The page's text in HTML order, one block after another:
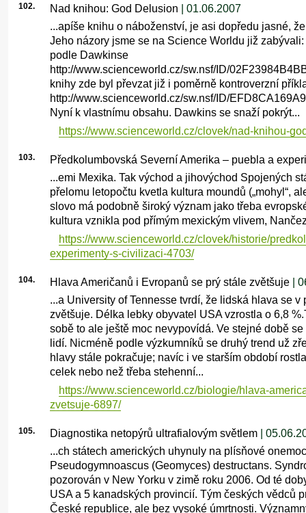
102. Nad knihou: God Delusion | 01.06.2007
...apíše knihu o náboženství, je asi dopředu jasné,
Jeho názory jsme se na Science Worldu již
podle Dawkinse
http://www.scienceworld.cz/sw.nsf/ID/
knihy zde byl převzat již i poměrně kontroverzní
http://www.scienceworld.cz/sw.nsf/ID/
Nyní k vlastnímu obsahu. Dawkins se snaží pokrýt...
https://www.scienceworld.cz/clovek/nad-knihou-
103.
Předkolumbovská Severní Amerika – puebla a
...emi Mexika. Tak východ a jihovýchod Spojených
přelomu letopočtu kvetla kultura moundů („mohyl“,
slovo má podobně široký význam jako třeba
kultura vznikla pod přímým mexickým vlivem,
https://www.scienceworld.cz/clovek/historie/
experimenty-s-civilizaci-4703/
104. Hlava Američanů i Evropanů se prý stále zvětšuje|
...a University of Tennesse tvrdí, že lidská hlava se
zvětšuje. Délka lebky obyvatel USA vzrostla o 6,8
sobě to ale ještě moc nevypovídá. Ve stejné době
lidí. Nicméně podle výzkumníků se druhý trend už
hlavy stále pokračuje; navíc i ve starším období
celek nebo než třeba stehenní...
https://www.scienceworld.cz/biologie/hlava-
zvetsuje-6897/
105. Diagnostika netopýrů ultrafialovým světlem|
...ch státech amerických uhynuly na plísňové
Pseudogymnoascus (Geomyces) destructans.
pozorován v New Yorku v zimě roku 2006. Od té
USA a 5 kanadských provincií. Tým českých vědců
České republice, ale bez vysoké úmrtnosti.